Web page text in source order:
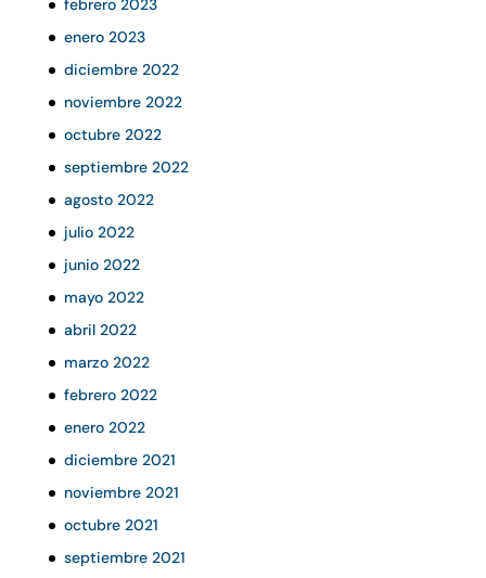
febrero 2023
enero 2023
diciembre 2022
noviembre 2022
octubre 2022
septiembre 2022
agosto 2022
julio 2022
junio 2022
mayo 2022
abril 2022
marzo 2022
febrero 2022
enero 2022
diciembre 2021
noviembre 2021
octubre 2021
septiembre 2021